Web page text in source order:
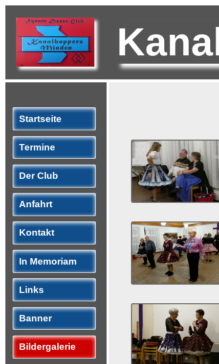
Startseite
Termine
Der Club
Anfahrt
Kontakt
In Memoriam
Links
Banner
Bildergalerie